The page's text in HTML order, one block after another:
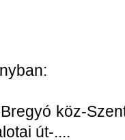
köz-
út-....